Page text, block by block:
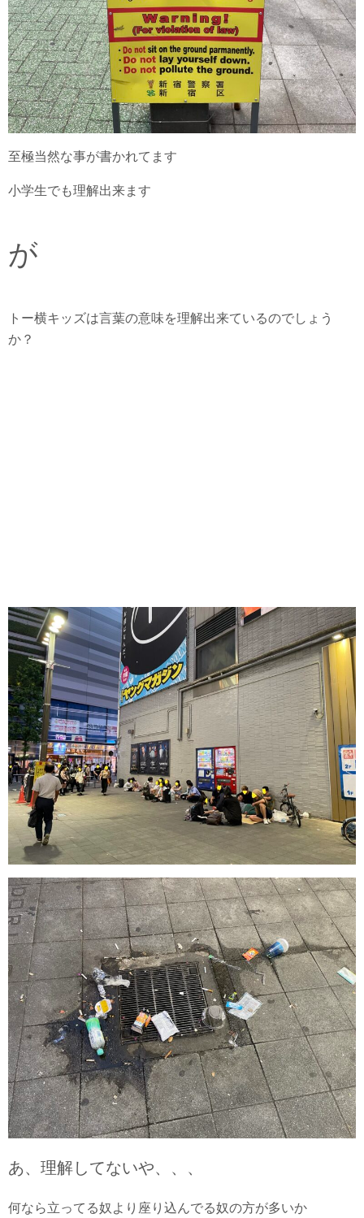
至極当然な事が書かれてます
小学生でも理解出来ます
が
トー横キッズは言葉の意味を理解出来ているのでしょう
か？
あ、理解してないや、、、
何なら立ってる奴より座り込んでる奴の方が多いか